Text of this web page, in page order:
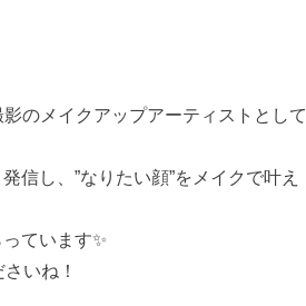
のメイクアップアーティストとして
信し、”なりたい顔”をメイクで叶え
ています✨
いね！